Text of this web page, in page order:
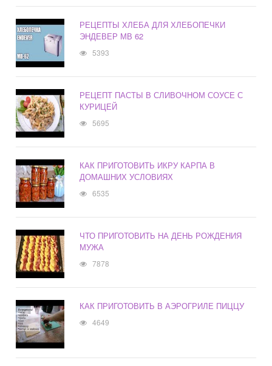
РЕЦЕПТЫ ХЛЕБА ДЛЯ ХЛЕБОПЕЧКИ
ЭНДЕВЕР МВ 62
5393
РЕЦЕПТ ПАСТЫ В СЛИВОЧНОМ СОУСЕ С
КУРИЦЕЙ
5695
КАК ПРИГОТОВИТЬ ИКРУ КАРПА В
ДОМАШНИХ УСЛОВИЯХ
6535
ЧТО ПРИГОТОВИТЬ НА ДЕНЬ РОЖДЕНИЯ
МУЖА
7878
КАК ПРИГОТОВИТЬ В АЭРОГРИЛЕ ПИЦЦУ
4649